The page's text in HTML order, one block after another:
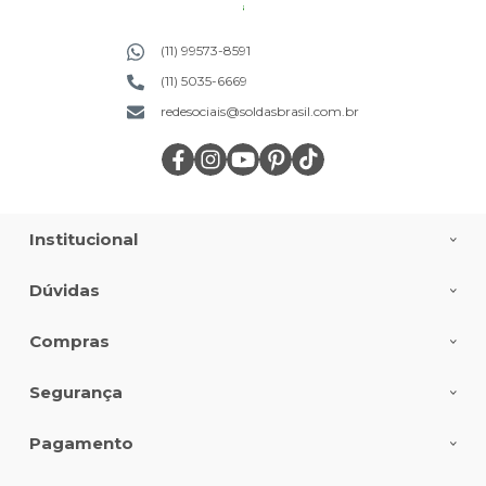
(11) 99573-8591
(11) 5035-6669
redesociais@soldasbrasil.com.br
Institucional
Dúvidas
Compras
Segurança
Pagamento